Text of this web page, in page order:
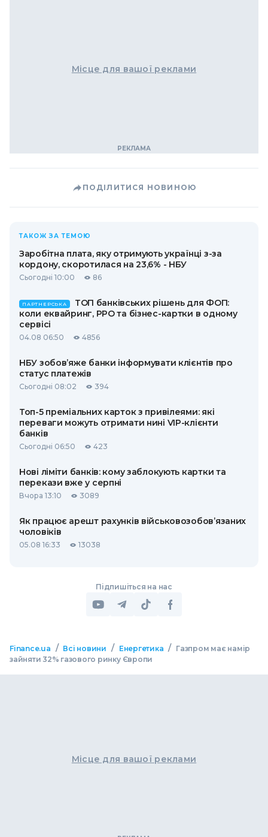
Місце для вашої реклами
ПОДІЛИТИСЯ НОВИНОЮ
ТАКОЖ ЗА ТЕМОЮ
Заробітна плата, яку отримують українці з-за
кордону, скоротилася на 23,6% - НБУ
Сьогодні 10:00 86
ПАРТНЕРСЬКА
ТОП банківських рішень для ФОП:
коли еквайринг, РРО та бізнес-картки в одному
сервісі
04.08 06:50 4856
НБУ зобов’яже банки інформувати клієнтів про
статус платежів
Сьогодні 08:02 394
Топ-5 преміальних карток з привілеями: які
переваги можуть отримати нині VIP-клієнти
банків
Сьогодні 06:50 423
Нові ліміти банків: кому заблокують картки та
перекази вже у серпні
Вчора 13:10 3089
Як працює арешт рахунків військовозобов’язаних
чоловіків
05.08 16:33 13038
Підпишіться на нас
Finance.ua / Всі новини / Енергетика / Газпром має намір
зайняти 32% газового ринку Європи
Місце для вашої реклами